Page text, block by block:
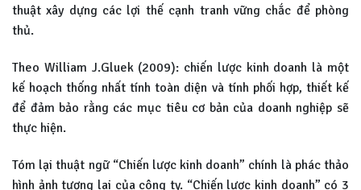
thuật xây dựng các lợi thế cạnh tranh vững chắc để phòng
thủ.
Theo William J.Gluek (2009): chiến lược kinh doanh là một
kế hoạch thống nhất tính toàn diện và tính phối hợp, thiết kế
để đảm bảo rằng các mục tiêu cơ bản của doanh nghiệp sẽ
thực hiện.
Tóm lại thuật ngữ “Chiến lược kinh doanh” chính là phác thảo
hình ảnh tương lai của công ty. “Chiến lược kinh doanh” có 3